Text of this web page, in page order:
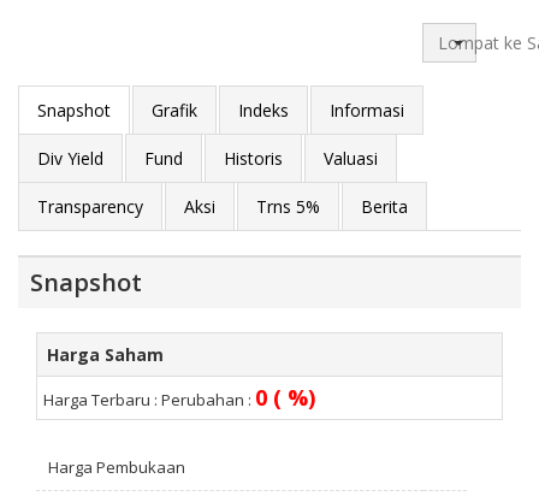
Lompat ke
Snapshot Grafik Indeks Informasi
Div Yield Fund Historis Valuasi
Transparency Aksi Trns 5% Berita
Snapshot
Harga Saham
Harga Terbaru : Perubahan : 0 ( %)
Harga Pembukaan